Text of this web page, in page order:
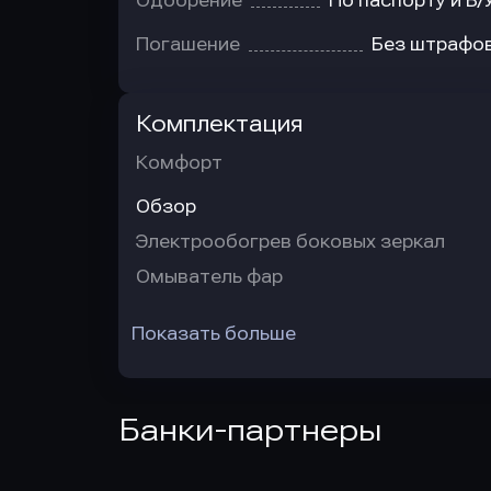
Погашение Без
Комплектация
Комфорт
Обзор
Электрообогрев боковых зеркал
Омыватель фар
Показать больше
Банки-партнеры